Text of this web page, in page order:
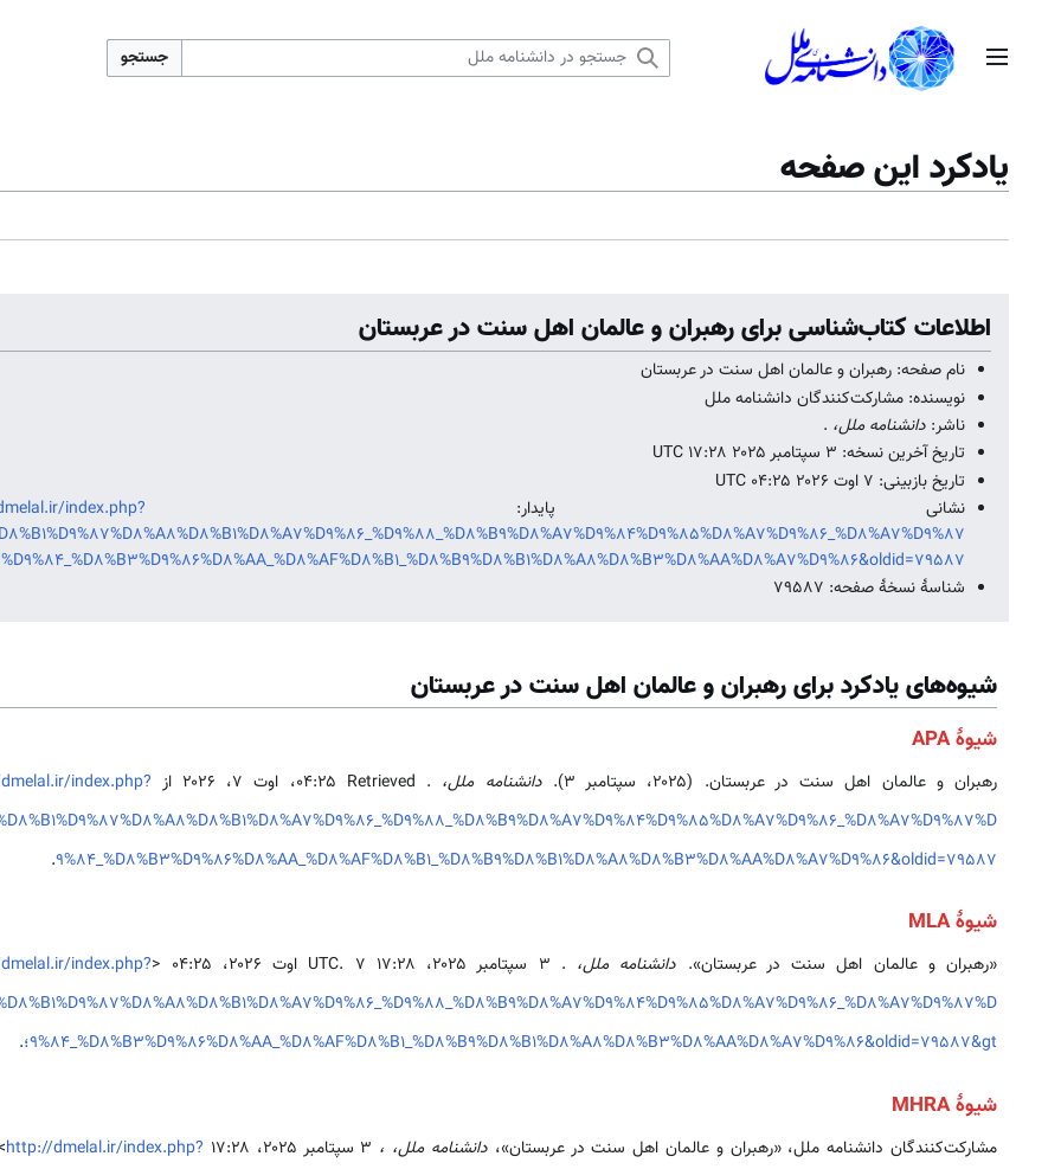
منوی اصلی جستجو
یادکرد این صفحه
اطلاعات کتاب‌شناسی برای رهبران و عالمان اهل سنت در عربستان
نام صفحه: رهبران و عالمان اهل سنت در عربستان
نویسنده: مشارکت‌کنندگان دانشنامه ملل
ناشر:دانشنامه ملل، .
تاریخ آخرین نسخه: ۳ سپتامبر ۲۰۲۵ ‏۱۷:۲۸ UTC
تاریخ بازبینی: ۷ اوت ۲۰۲۶ ‏۰۴:۲۵ UTC
نشانی پایدار: index.php?
%D9%84_%D8%B3%D9%86%D8%AA_%D8%AF%D8%B1_%D8%B9%D8%B1%D8%A8%D8%B3%D8%AA%D8%A7%D9%86&oldid=79587
شناسهٔ نسخهٔ صفحه: 79587
شیوه‌های یادکرد برای رهبران و عالمان اهل سنت در عربستان
شیوهٔ APA
رهبران و عالمان اهل سنت در عربستان. (۲۰۲۵، سپتامبر ۳). دانشنامه ملل، . Retrieved ‏۰۴:۲۵، اوت ۷، ۲۰۲۶ از
index.php?
9%84_%D8%B3%D9%86%D8%AA_%D8%AF%D8%B1_%D8%B9%D8%B1%D8%A8%D8%B3%D8%AA%D8%A7%D9%86&oldid=79587
.
شیوهٔ MLA
«رهبران و عالمان اهل سنت در عربستان». دانشنامه ملل، . ۳ سپتامبر ۲۰۲۵، ‏۱۷:۲۸ UTC. ۷ اوت ۲۰۲۶، ‏۰۴:۲۵ <
index.php?
9%84_%D8%B3%D9%86%D8%AA_%D8%AF%D8%B1_%D8%B9%D8%B1%D8%A8%D8%B3%D8%AA%D8%A7%D9%86&oldid=79587&gt؛ .
شیوهٔ MHRA
مشارکت‌کنندگان دانشنامه ملل، «رهبران و عالمان اهل سنت در عربستان»،دانشنامه ملل، ،
http://dmelal.ir/index.php?